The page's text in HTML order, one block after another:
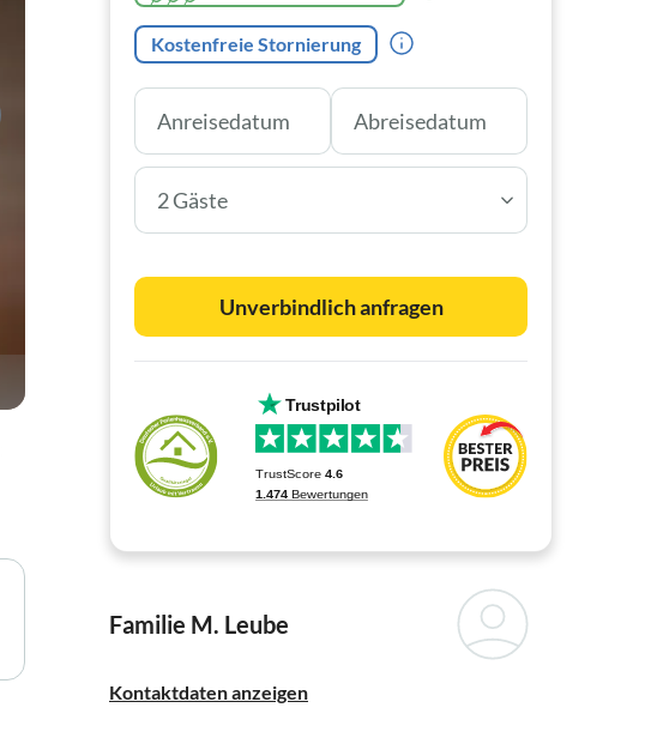
Kostenfreie Stornierung
2 Gäste
Unverbindlich anfragen
Familie M. Leube
Kontaktdaten anzeigen